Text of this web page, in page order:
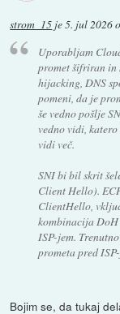
strom_15 je5. jul 2026
Uporabljam
promet šifriran in
hijacking, DNS
pomeni, da je
še vedno pošlje
vedno vidi,
vidi več.
SNI bi bil skrit
Client Hello).
ClientHello,
kombinacija DoH
ISP-jem.
prometa pred
Bojim se, da tukaj